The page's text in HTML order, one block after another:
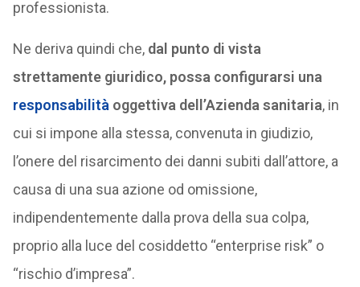
professionista.
Ne deriva quindi che, dal punto di vista
strettamente giuridico, possa configurarsi una
responsabilità oggettiva dell’Azienda sanitaria, in
cui si impone alla stessa, convenuta in giudizio,
l’onere del risarcimento dei danni subiti dall’attore, a
causa di una sua azione od omissione,
indipendentemente dalla prova della sua colpa,
proprio alla luce del cosiddetto “enterprise risk” o
“rischio d’impresa”.